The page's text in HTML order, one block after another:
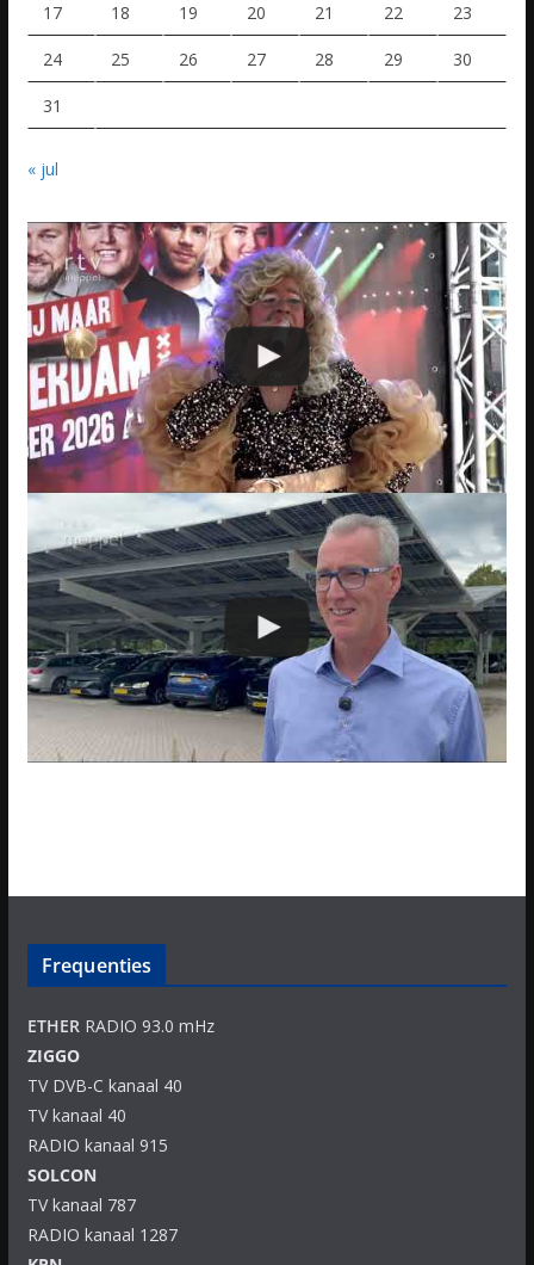
17 18 19 20 21 22 23
24 25 26 27 28 29 30
31
« jul
Frequenties
ETHERRADIO 93.0 mHz
ZIGGO
TV DVB-C kanaal 40
TV kanaal 40
RADIO kanaal 915
SOLCON
TV kanaal 787
RADIO kanaal 1287